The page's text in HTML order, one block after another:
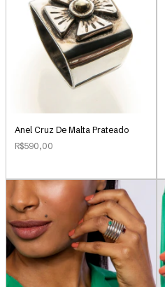
Anel Cruz De Malta Prateado
R$590,00